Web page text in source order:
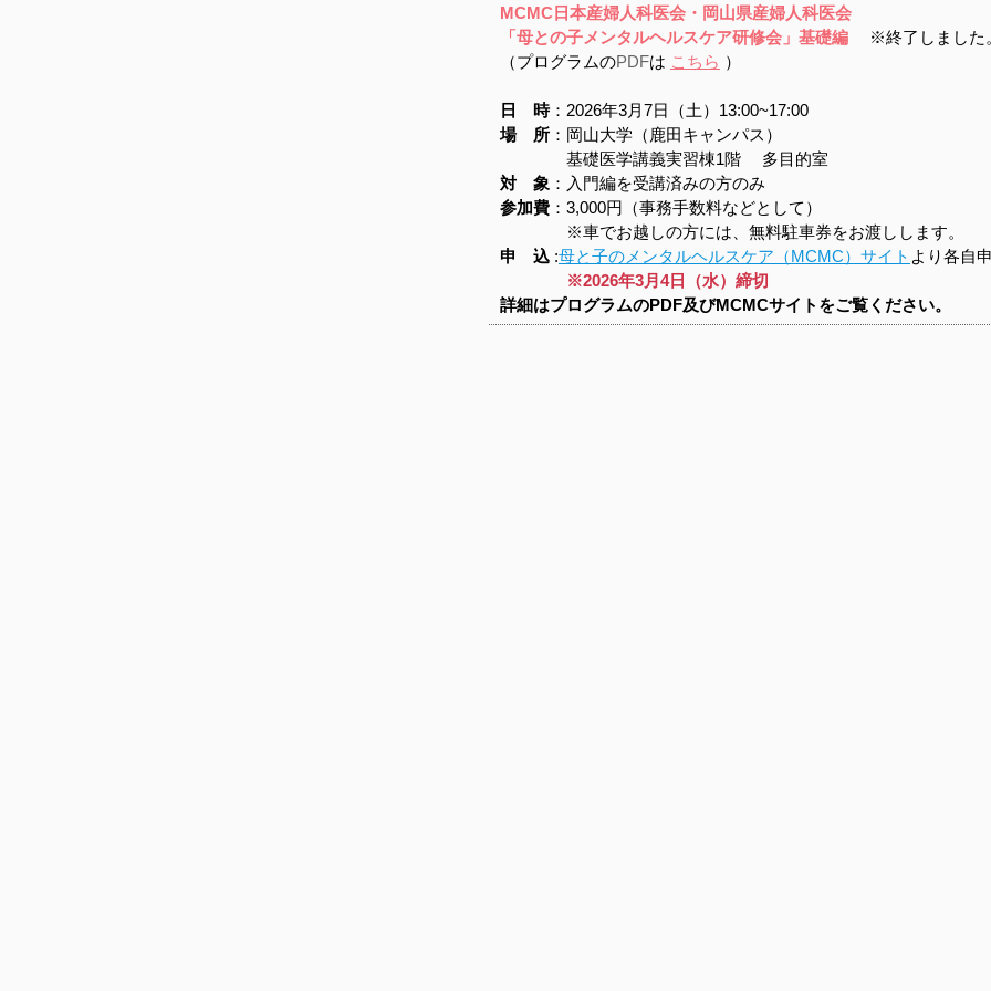
MCMC日本産婦人科医会・岡山県産婦人科医会
「母との子メンタルヘルスケア研修会 」基礎編 ※終了しました
（プログラムのPDFは こちら ）
日 時：2026年3月7日（土）13:00~17:00
場 所 ：岡山大学（鹿田キャンパス）
基礎医学講義実習棟1階 多目的室
対 象 ：入門編を受講済みの方のみ
参加費 ：3,000円（事務手数料などとして）
※車でお越しの方には、無料駐車券をお渡しします。
申 込 :母と子のメンタルヘルスケア（MCMC）サイト より各自
※2026年3月4日（水）締切
詳細はプログラムのPDF及びMCMCサイトをご覧ください。